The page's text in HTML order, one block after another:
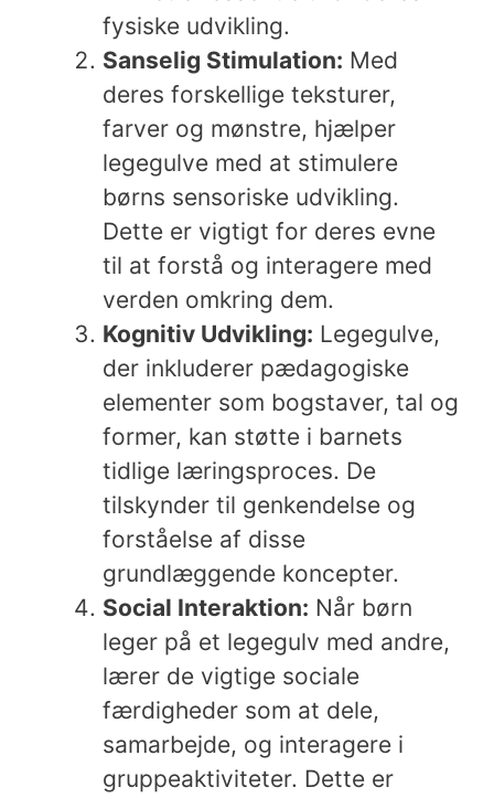
fysiske udvikling.
Sanselig Stimulation: Med
deres forskellige teksturer,
farver og mønstre, hjælper
legegulve med at stimulere
børns sensoriske udvikling.
Dette er vigtigt for deres evne
til at forstå og interagere med
verden omkring dem.
Kognitiv Udvikling: Legegulve,
der inkluderer pædagogiske
elementer som bogstaver, tal og
former, kan støtte i barnets
tidlige læringsproces. De
tilskynder til genkendelse og
forståelse af disse
grundlæggende koncepter.
Social Interaktion: Når børn
leger på et legegulv med andre,
lærer de vigtige sociale
færdigheder som at dele,
samarbejde, og interagere i
gruppeaktiviteter. Dette er